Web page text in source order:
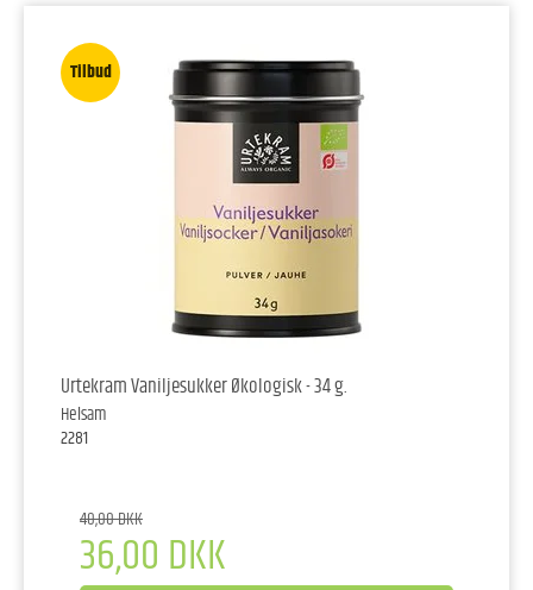
Tilbud
Urtekram Vaniljesukker Økologisk - 34 g.
Helsam
2281
40,00 DKK
36,00 DKK